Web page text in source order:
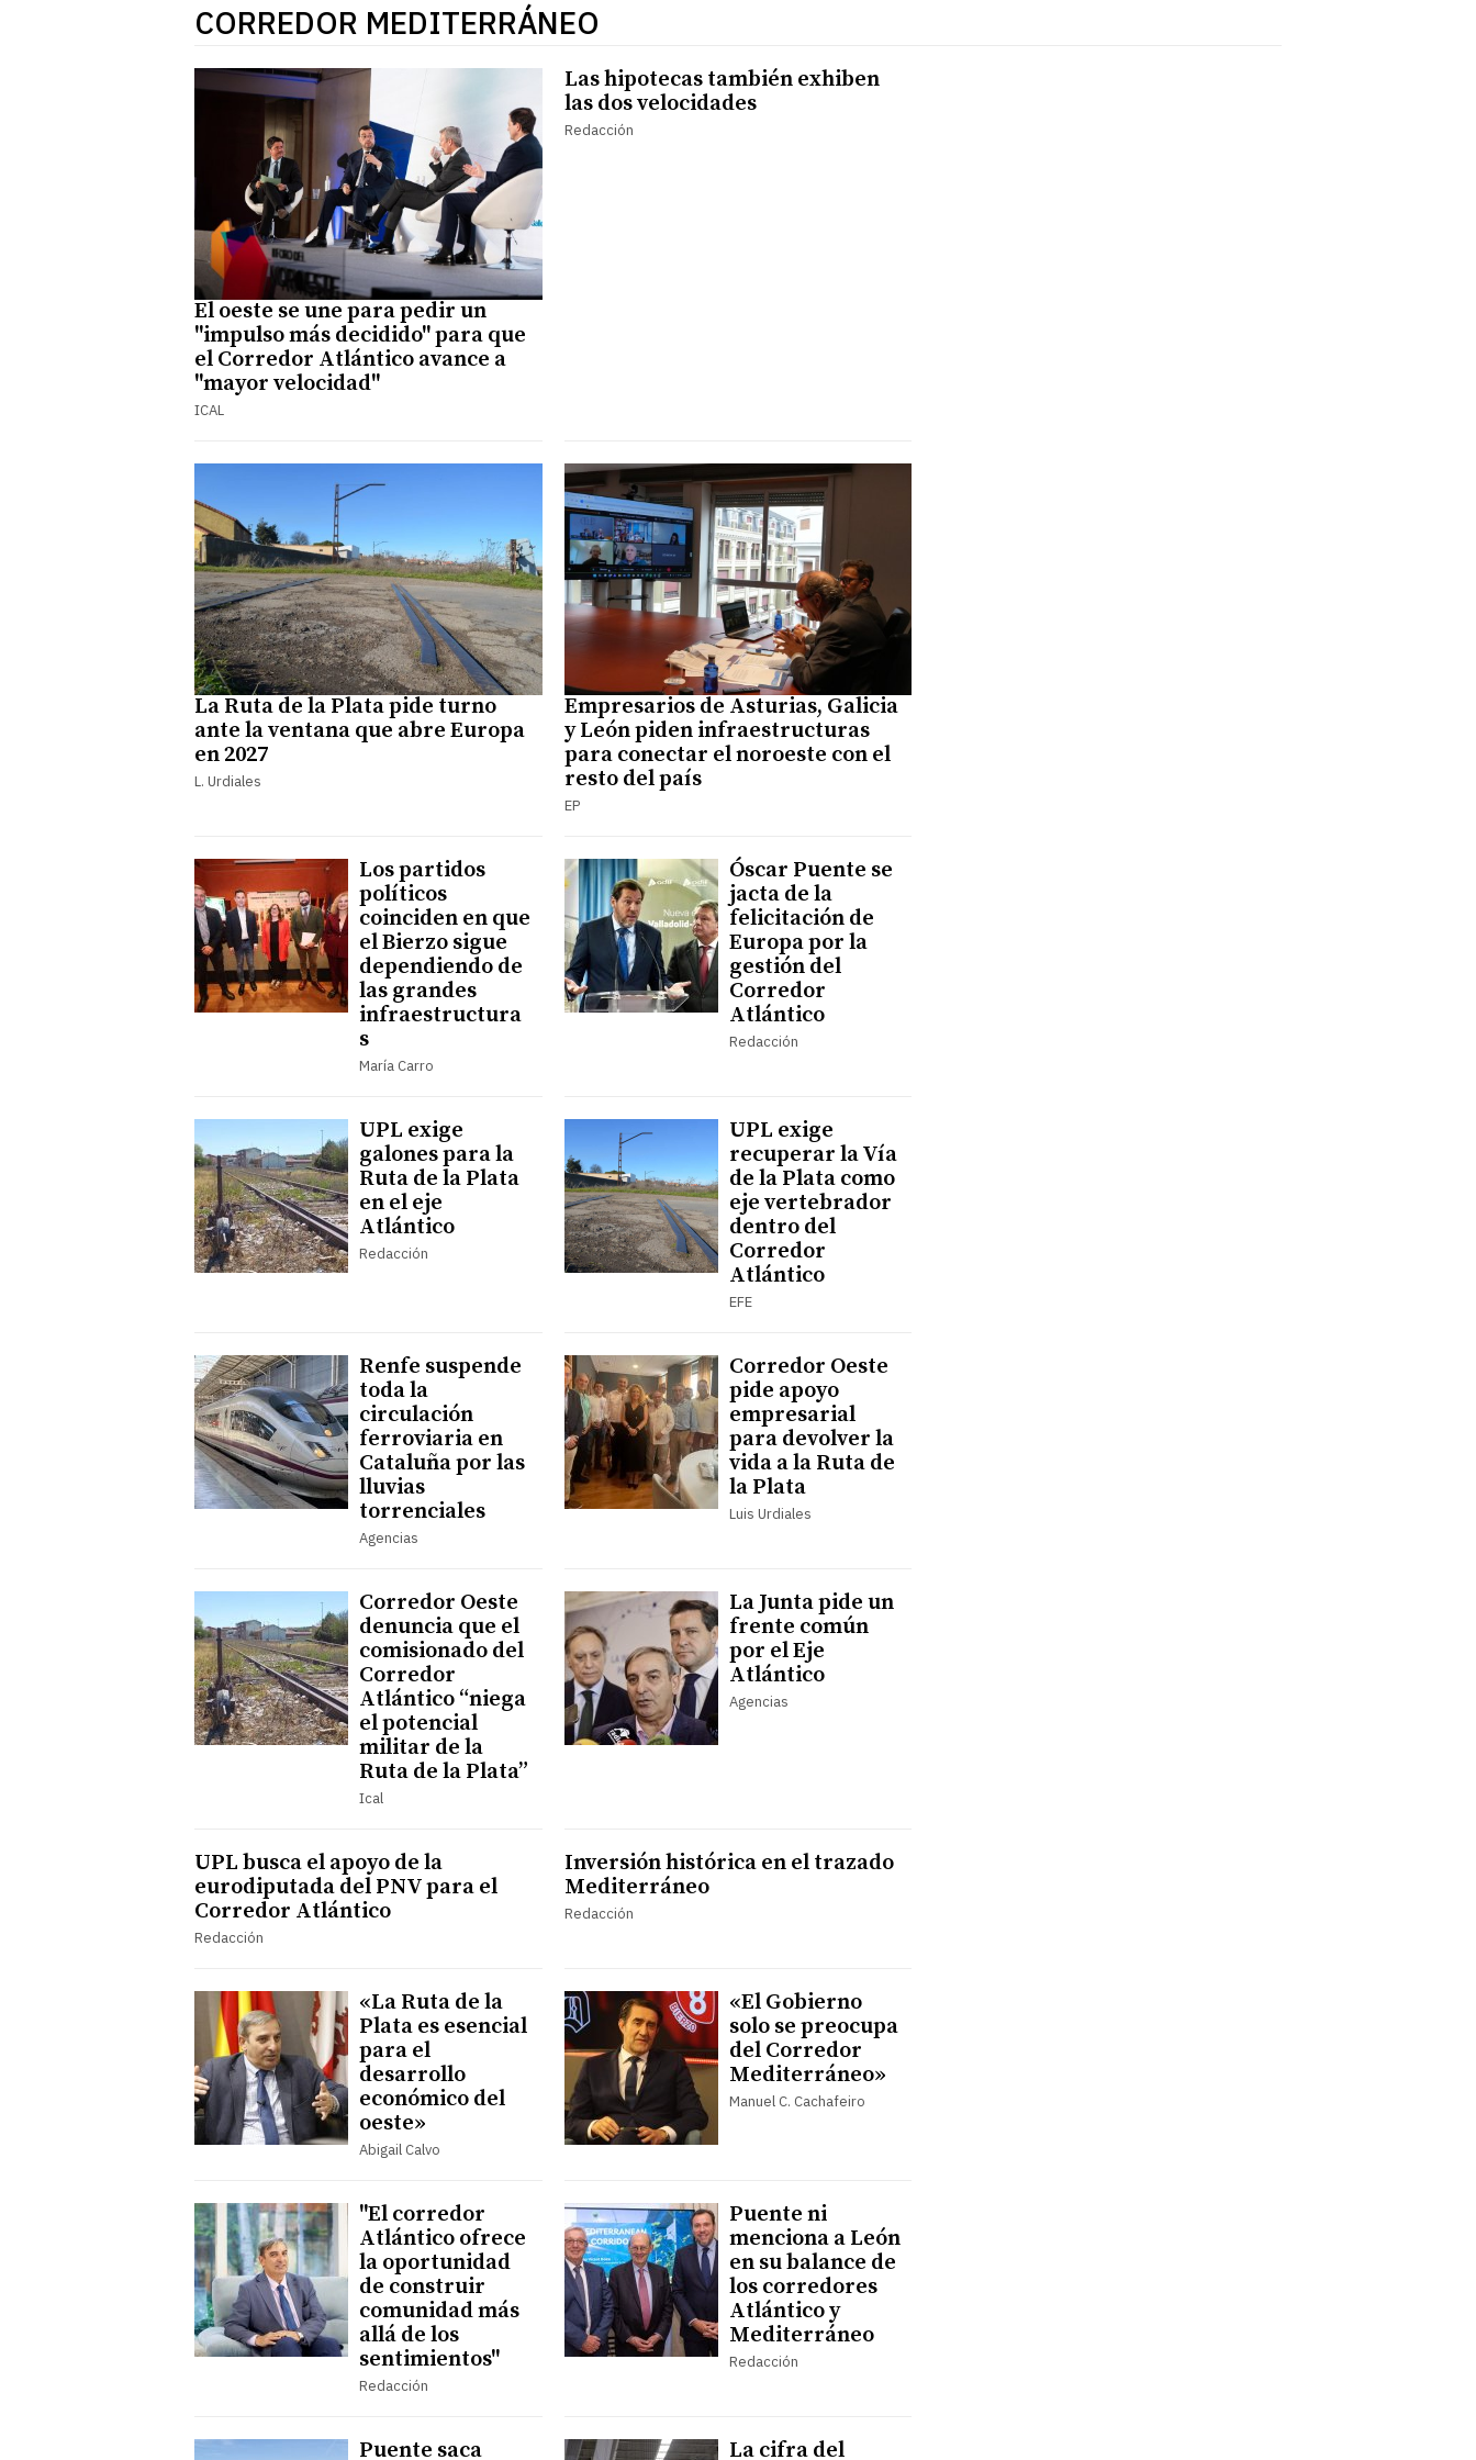
CORREDOR MEDITERRÁNEO
El oeste se une para pedir un
"impulso más decidido" para que
el Corredor Atlántico avance a
"mayor velocidad"
ICAL
Las hipotecas también exhiben
las dos velocidades
Redacción
La Ruta de la Plata pide turno
ante la ventana que abre Europa
en 2027
L. Urdiales
Empresarios de Asturias, Galicia
y León piden infraestructuras
para conectar el noroeste con el
resto del país
EP
Los partidos
políticos
coinciden en que
el Bierzo sigue
dependiendo de
las grandes
infraestructura
s
María Carro
Óscar Puente se
jacta de la
felicitación de
Europa por la
gestión del
Corredor
Atlántico
Redacción
UPL exige
galones para la
Ruta de la Plata
en el eje
Atlántico
Redacción
UPL exige
recuperar la Vía
de la Plata como
eje vertebrador
dentro del
Corredor
Atlántico
EFE
Renfe suspende
toda la
circulación
ferroviaria en
Cataluña por las
lluvias
torrenciales
Agencias
Corredor Oeste
pide apoyo
empresarial
para devolver la
vida a la Ruta de
la Plata
Luis Urdiales
Corredor Oeste
denuncia que el
comisionado del
Corredor
Atlántico “niega
el potencial
militar de la
Ruta de la Plata”
Ical
La Junta pide un
frente común
por el Eje
Atlántico
Agencias
UPL busca el apoyo de la
eurodiputada del PNV para el
Corredor Atlántico
Redacción
Inversión histórica en el trazado
Mediterráneo
Redacción
«La Ruta de la
Plata es esencial
para el
desarrollo
económico del
oeste»
Abigail Calvo
«El Gobierno
solo se preocupa
del Corredor
Mediterráneo»
Manuel C. Cachafeiro
"El corredor
Atlántico ofrece
la oportunidad
de construir
comunidad más
allá de los
sentimientos"
Redacción
Puente ni
menciona a León
en su balance de
los corredores
Atlántico y
Mediterráneo
Redacción
Puente saca
La cifra del